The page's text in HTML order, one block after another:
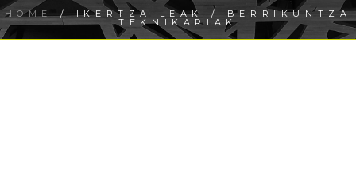
HOME/IKERTZAILEAK / BERRIKUNTZA
TEKNIKARIAK